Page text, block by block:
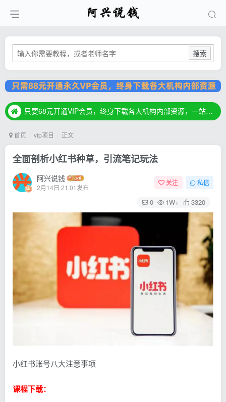
搜索
只要68元开通VIP会员，终身下载各大机构内部资源，一站式草根创业基地，最新最强网赚教程大全，小投入，大回报！
只要68元开通VIP会员，终身下载各大机构内部资源，一站式草根创业基地，最新最强网赚教程大全，小投入，大回报！
首页 vip项目 正文
全面剖析小红书种草，引流笔记玩法
阿兴说钱
2月14日 21:01发布
关注 私信
0 1W+ 3320
小红书账号八大注意事项
课程下载：